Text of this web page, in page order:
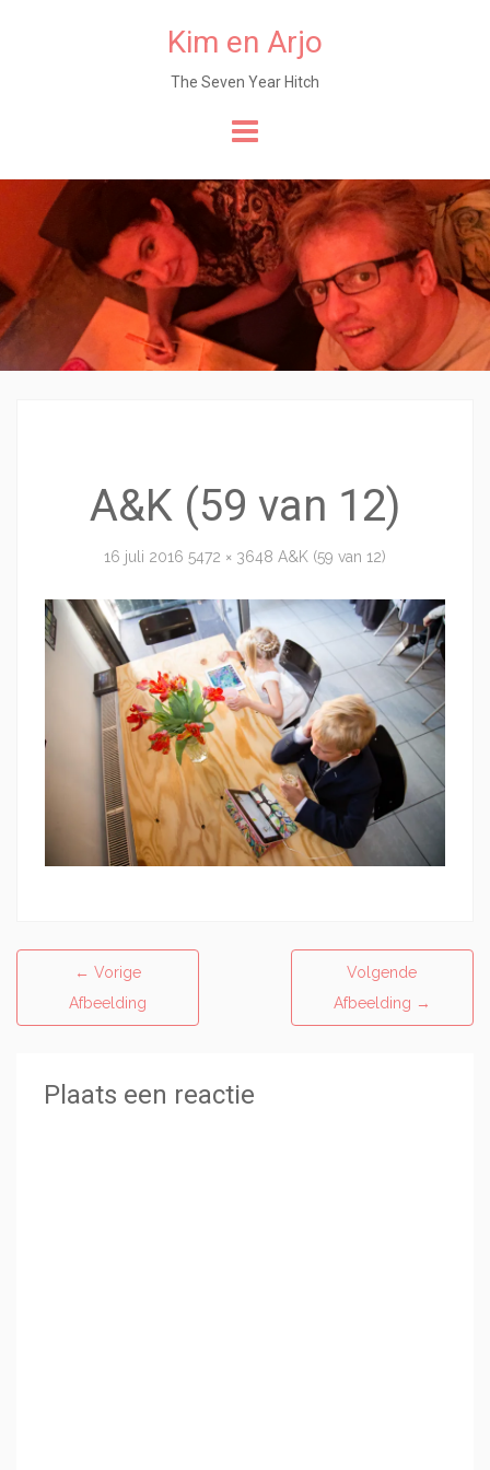
Kim en Arjo
The Seven Year Hitch
content
A&K (59 van 12)
16 juli 2016 5472 × 3648 A&K (59 van 12)
← Vorige
Afbeelding
Volgende
Afbeelding →
Plaats een reactie